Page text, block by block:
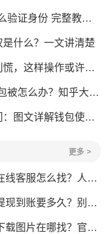
分享 手把手教你完成KYC认证流程
什么？一文讲清楚
这样操作或许能找回
么办？知乎大神防攻略
文详解钱包使用方法
更多 >
么找？人工客服快速接入攻略
别把钱包当银行，看完这篇就懂了
在哪找？官方渠道最靠谱